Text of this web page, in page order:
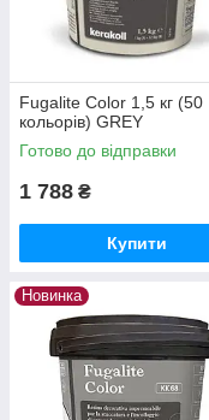
Fugalite Color 1,5 кг (50
кольорів) GREY
Готово до відправки
1 788 ₴
Купити
Новинка